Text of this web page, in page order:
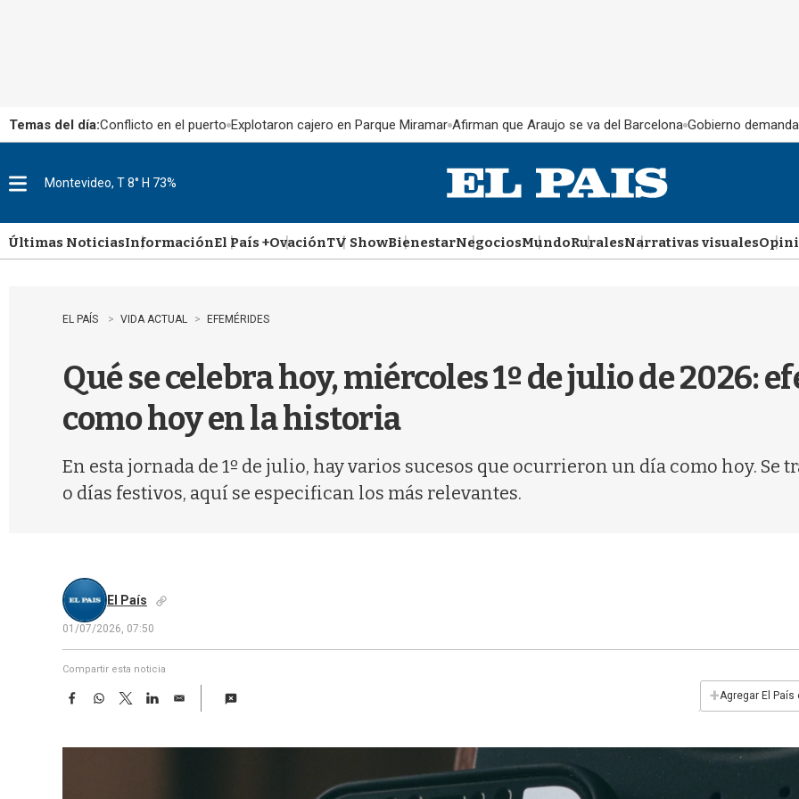
Temas del día:Conflicto en el puerto Explotaron cajero en Parque Miramar Afirman que Araujo se va del Barcelona Gobierno
u
Montevideo, T 8° H 73%
Últimas NoticiasInformaciónEl País +OvaciónTV ShowBienestarNegociosMundoRuralesNarrativas visuales
EL PAÍS VIDA ACTUAL EFEMÉRIDES
Qué se celebra hoy, miércoles 1º de julio de 2026:
como hoy en la historia
En esta jornada de 1º de julio, hay varios sucesos que ocurrieron un día como hoy.
o días festivos, aquí se especifican los más relevantes.
El País
01/07/2026, 07:50
Compartir esta noticia
F
e
W
t
T
w
t
L
k
E
i
+Agregar El País